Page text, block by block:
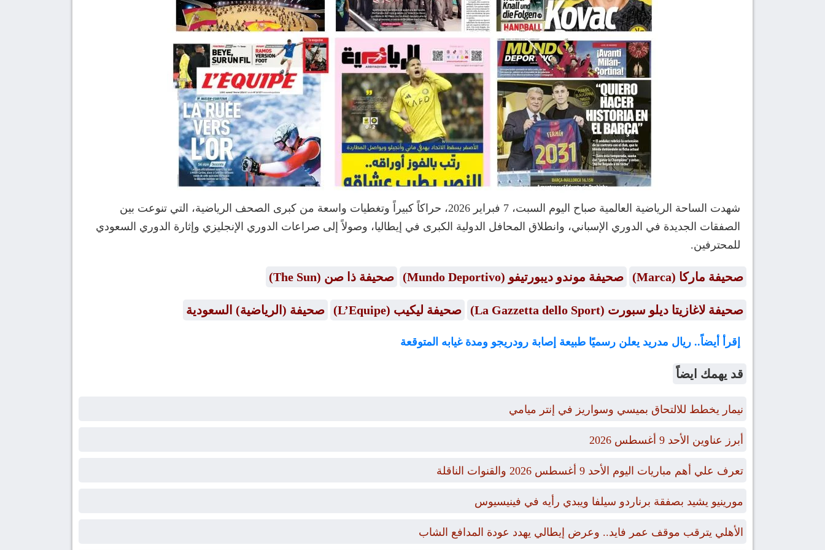
شهدت الساحة الرياضية العالمية صباح اليوم السبت، 7 فبراير 2026، حراكاً كبيراً وتغطيات واسعة من كبرى الصحف الرياضية، التي تنوعت بين
الصفقات الجديدة في الدوري الإسباني، وانطلاق المحافل الدولية الكبرى في إيطاليا، وصولاً إلى صراعات الدوري الإنجليزي وإثارة الدوري السعودي
للمحترفين.
صحيفة ماركا (Marca) صحيفة موندو ديبورتيفو (Mundo Deportivo) صحيفة ذا صن (The Sun)
صحيفة لاغازيتا ديلو سبورت (La Gazzetta dello Sport) صحيفة ليكيب (L’Equipe) صحيفة (الرياضية) السعودية
إقرأ أيضاً.. ريال مدريد يعلن رسميًا طبيعة إصابة رودريجو ومدة غيابه المتوقعة
قد يهمك ايضاً
نيمار يخطط للالتحاق بميسي وسواريز في إنتر ميامي
أبرز عناوين الأحد 9 أغسطس 2026
تعرف علي أهم مباريات اليوم الأحد 9 أغسطس 2026 والقنوات الناقلة
مورينيو يشيد بصفقة برناردو سيلفا ويبدي رأيه في فينيسيوس
الأهلي يترقب موقف عمر فايد.. وعرض إيطالي يهدد عودة المدافع الشاب